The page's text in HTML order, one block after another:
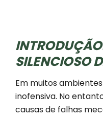
SILENCIOSO
Em muitos
inofensiva. No
causas de falhas